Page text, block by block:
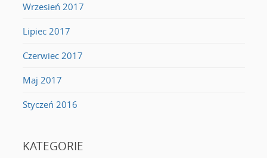
Wrzesień 2017
Lipiec 2017
Czerwiec 2017
Maj 2017
Styczeń 2016
KATEGORIE